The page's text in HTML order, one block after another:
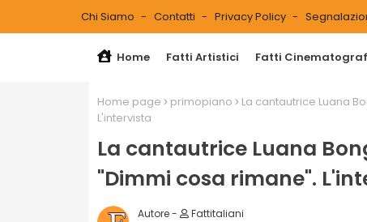
Chi Siamo Contatti Privacy Policy
Home Fatti Artistici Fatti
Home page primopiano
La cantautrice Luana
L'intervista
La cantautrice Luana
"Dimmi cosa rimane".
Fattitaliani